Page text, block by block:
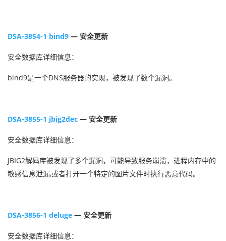
DSA-3854-1 bind9 — 安全更新
安全数据库详细信息：
bind9是一个DNS服务器的实现，被发现了数个漏洞。
DSA-3855-1 jbig2dec — 安全更新
安全数据库详细信息：
JBIG2解码库被发现了多个漏洞，可能导致服务崩溃，进程内存中的
敏感信息泄漏,或者打开一个特定的图片文件时执行恶意代码。
DSA-3856-1 deluge — 安全更新
安全数据库详细信息：